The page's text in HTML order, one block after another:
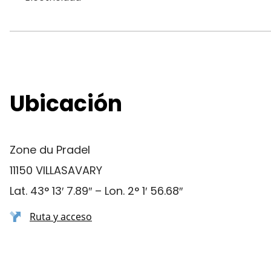
Ubicación
Zone du Pradel
11150 VILLASAVARY
Lat. 43° 13′ 7.89″ – Lon. 2° 1′ 56.68″
Ruta y acceso